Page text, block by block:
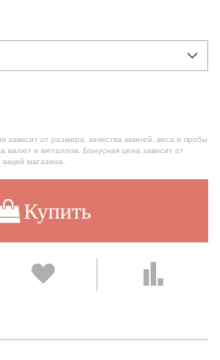
зависит от размера, качества камней, веса и пробы
валют и металлов. Бонусная цена зависит от
магазина.
Купить